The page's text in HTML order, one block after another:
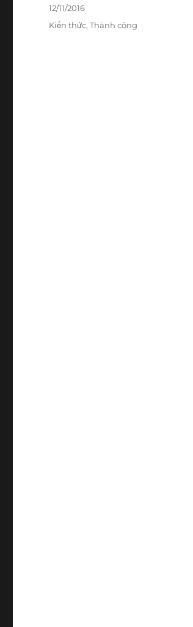
Posted
on
12/11/2016
Categories
Kiến thức,Thành công